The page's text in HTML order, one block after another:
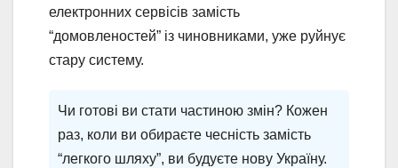
електронних сервісів замість
“домовленостей” із чиновниками, уже руйнує
стару систему.
Чи готові ви стати частиною змін? Кожен
раз, коли ви обираєте чесність замість
“легкого шляху”, ви будуєте нову Україну.